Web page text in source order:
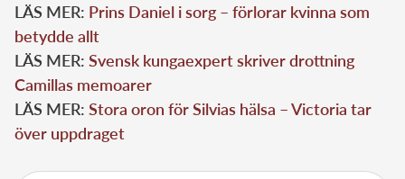
LÄS MER: Prins Daniel i sorg – förlorar kvinna som
betydde allt
LÄS MER: Svensk kungaexpert skriver drottning
Camillas memoarer
LÄS MER: Stora oron för Silvias hälsa – Victoria tar
över uppdraget